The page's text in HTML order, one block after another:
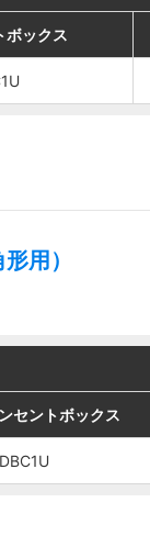
込コンセント
、3P、
（各10A・
ボックス
込コンセント
、3P、
（各10A・
ボックス
用）
込コンセント
角形3個用2P
・20A
セントボックス
込コンセント
角形3個用2P
・20A
セントボックス